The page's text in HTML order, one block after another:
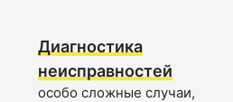
Диагностика
неисправностей
особо сложные случаи,